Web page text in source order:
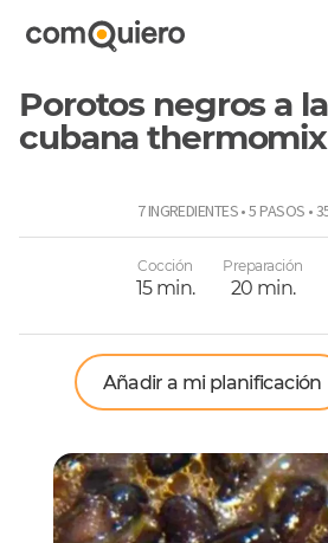
Porotos negros a la
cubana thermomix
7 INGREDIENTES • 5 PASOS •
Cocción
15 min.
Preparación
20 min.
Añadir a mi planificación